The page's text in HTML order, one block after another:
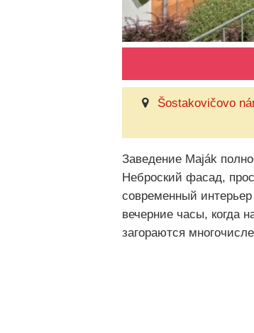
Šostakovičovo
Заведение Maják
Неброский фасад,
современный
вечерние часы, когда
загораются